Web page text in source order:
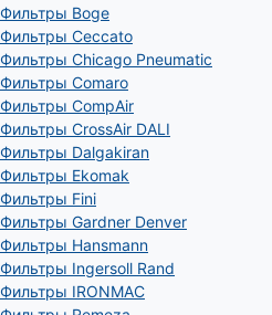
Фильтры Boge
Фильтры Ceccato
Фильтры Chicago Pneumatic
Фильтры Comaro
Фильтры CompAir
Фильтры CrossAir DALI
Фильтры Dalgakiran
Фильтры Ekomak
Фильтры Fini
Фильтры Gardner Denver
Фильтры Hansmann
Фильтры Ingersoll Rand
Фильтры IRONMAC